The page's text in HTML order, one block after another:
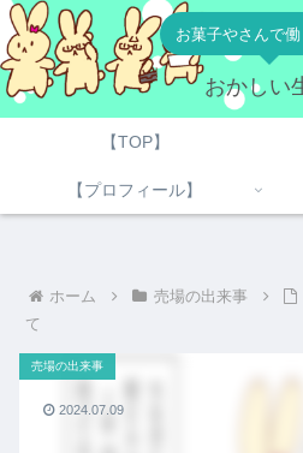
お菓子やさんで
おかしい
【TOP】
【プロフィール】
ホーム 売場の出来事
て
売場の出来事
2024.07.09